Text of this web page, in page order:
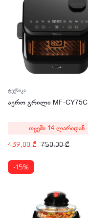
ტექნიკა
აერო გრილი MF-CY75C
750,00₾
439,00 ₾
თვეში 14 ლარიდან
-15%